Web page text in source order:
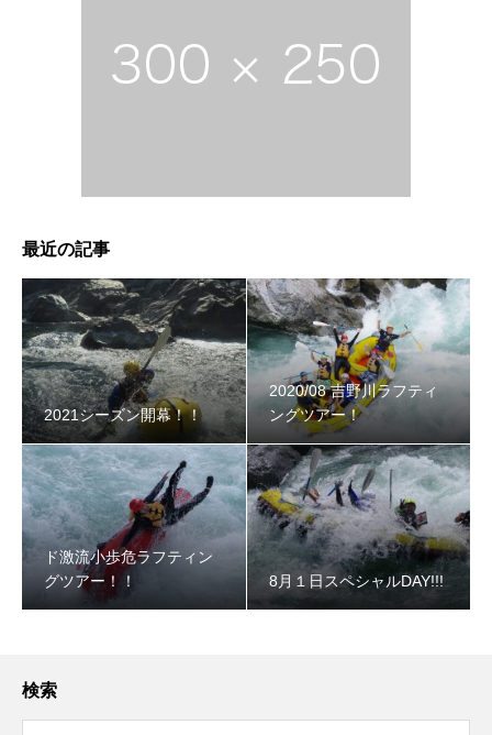
最近の記事
2021シーズン開幕！！
2020/08 吉野川ラフティ
ングツアー！
ド激流小歩危ラフティン
グツアー！！
8月１日スペシャルDAY!!!
検索